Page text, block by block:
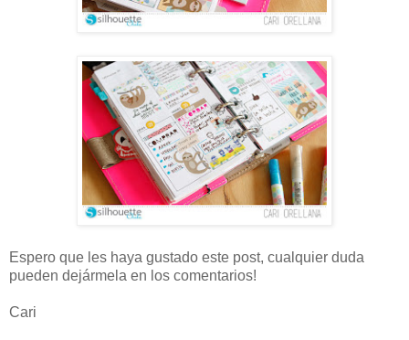
Espero que les haya gustado este post, cualquier duda
pueden dejármela en los comentarios!
Cari